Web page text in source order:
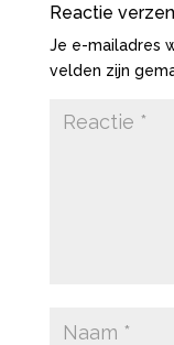
Reactie
Je e-mailadres
velden zijn